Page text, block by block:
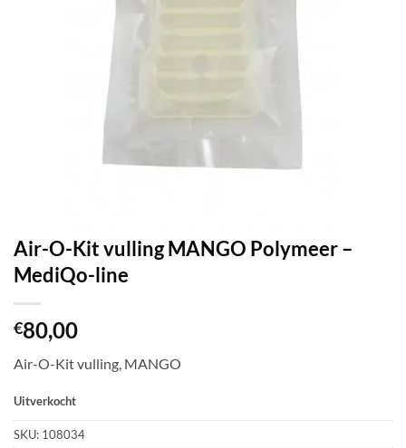
Air-O-Kit vulling MANGO Polymeer –
MediQo-line
€80,00
Air-O-Kit vulling, MANGO
Uitverkocht
SKU: 108034